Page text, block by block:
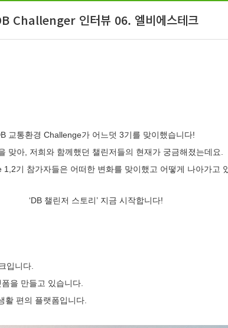
Challenger 인터뷰 06. 엘비에스테크
교통환경 Challenge가 어느덧 3기를 맞이했습니다!
맞아, 저희와 함께했던 챌린저들의 현재가 궁금해졌는데요.
1,2기 참가자들은 어떠한 변화를 맞이했고 어떻게 나아가고
‘DB 챌린저 스토리’ 지금 시작합니다!
입니다.
을 만들고 있습니다.
활 편의 플랫폼입니다.